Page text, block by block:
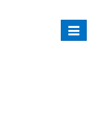
Toggle